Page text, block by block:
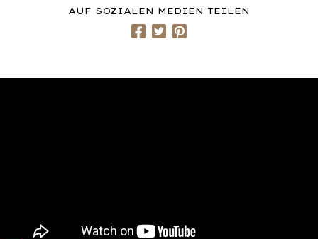
AUF SOZIALEN MEDIEN TEILEN